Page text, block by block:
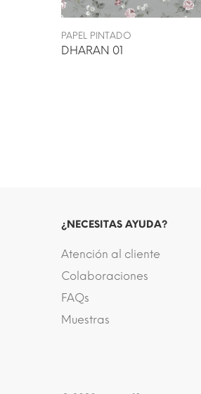
PAPEL PINTADO
DHARAN 01
¿NECESITAS AYUDA?
Atención al cliente
Colaboraciones
FAQs
Muestras